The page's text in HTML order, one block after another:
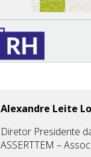
Alexandre Leite
Diretor Presidente
ASSERTTEM –